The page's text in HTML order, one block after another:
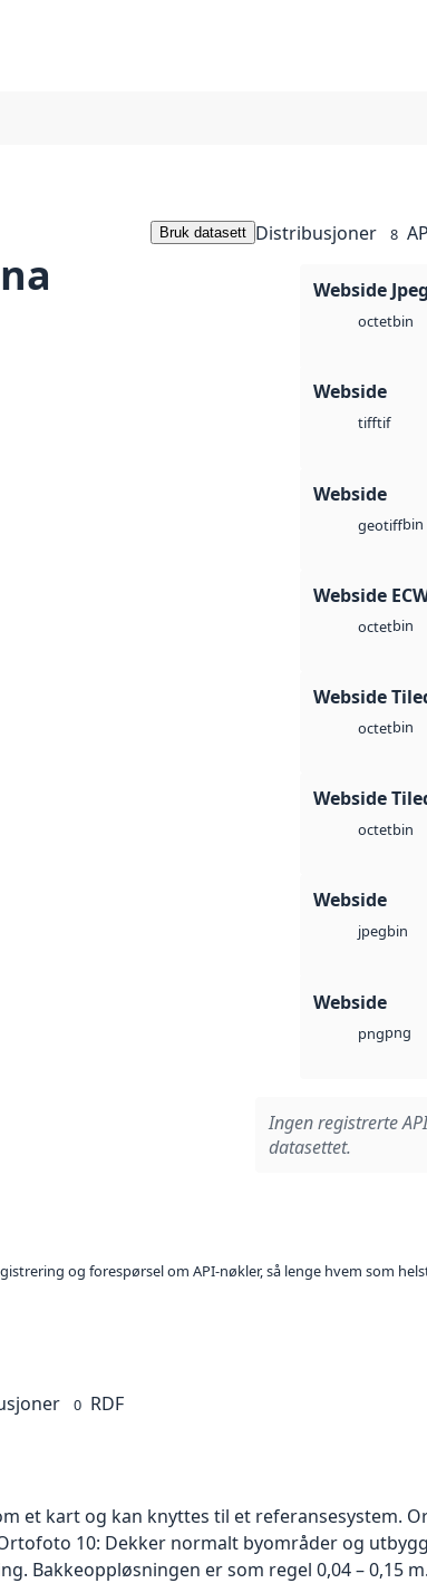
Bruk datasett Distribusjoner 8
Webside
octetbin
Webside
tifftif
Webside
geotiffbin
Webside
octetbin
Webside
octetbin
Webside
octetbin
Webside
jpegbin
Webside
pngpng
Ingen registrerte
datasettet.
og forespørsel om API-nøkler, så lenge hvem som
0 RDF
et kart og kan knyttes til et referansesystem.
10: Dekker normalt byområder og
Bakkeoppløsningen er som regel 0,04 – 0,15